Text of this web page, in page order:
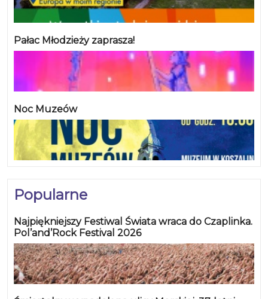
Pałac Młodzieży zaprasza!
Noc Muzeów
Popularne
Najpiękniejszy Festiwal Świata wraca do Czaplinka.
Pol’and’Rock Festival 2026